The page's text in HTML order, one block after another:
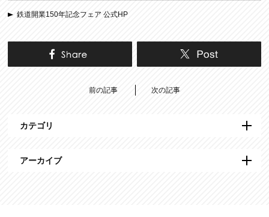
鉄道開業150年記念フェア 公式HP
前の記事 次の記事
カテゴリ
アーカイブ